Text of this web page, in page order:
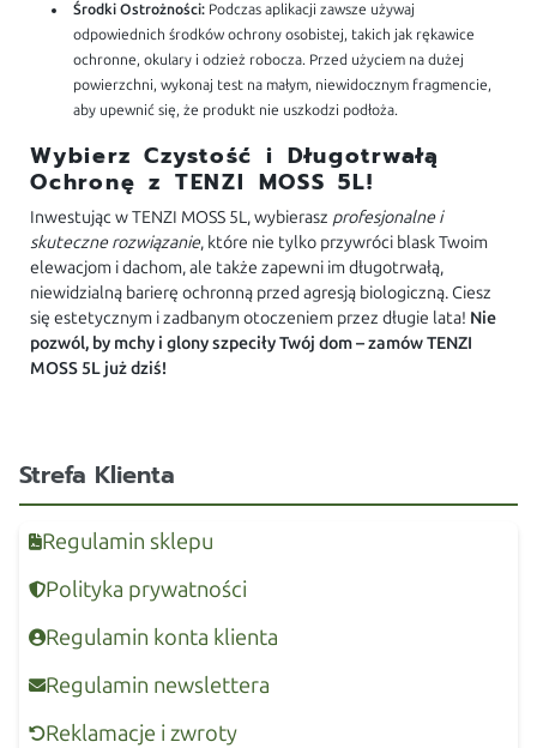
Środki Ostrożności: Podczas aplikacji zawsze używaj
odpowiednich środków ochrony osobistej, takich jak rękawice
ochronne, okulary i odzież robocza. Przed użyciem na dużej
powierzchni, wykonaj test na małym, niewidocznym fragmencie,
aby upewnić się, że produkt nie uszkodzi podłoża.
Wybierz Czystość i Długotrwałą
Ochronę z TENZI MOSS 5L!
Inwestując w TENZI MOSS 5L, wybierasz profesjonalne i
skuteczne rozwiązanie, które nie tylko przywróci blask Twoim
elewacjom i dachom, ale także zapewni im długotrwałą,
niewidzialną barierę ochronną przed agresją biologiczną. Ciesz
się estetycznym i zadbanym otoczeniem przez długie lata! Nie
pozwól, by mchy i glony szpeciły Twój dom – zamów TENZI
MOSS 5L już dziś!
Strefa Klienta
Regulamin sklepu
Polityka prywatności
Regulamin konta klienta
Regulamin newslettera
Reklamacje i zwroty